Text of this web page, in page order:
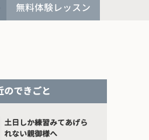
無料体験レッスン
のできごと
土日しか練習みてあげら
れない親御様へ